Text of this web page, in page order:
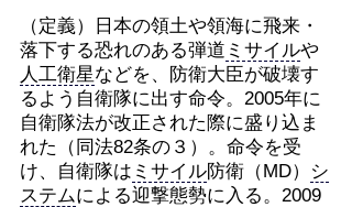
（定義）日本の領土や領海に飛来・
落下する恐れのある弾道 ミサイルや
人工衛星などを、防衛大臣が破壊す
るよう自衛隊に出す命令。2005年に
自衛隊法が改正された際に盛り込ま
れた（同法82条の３）。命令を受
け、自衛隊は ミサイル防衛（MD）
シ
ステムによる迎撃態勢に入る。2009